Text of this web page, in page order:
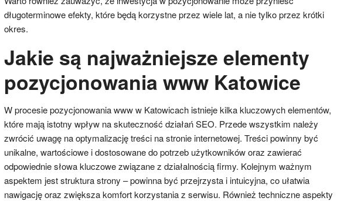
długoterminowe efekty, które będą korzystne przez wiele lat, a nie tylko przez krótki
okres.
Jakie są najważniejsze elementy
pozycjonowania www Katowice
W procesie pozycjonowania www w Katowicach istnieje kilka kluczowych elementów,
które mają istotny wpływ na skuteczność działań SEO. Przede wszystkim należy
zwrócić uwagę na optymalizację treści na stronie internetowej. Treści powinny być
unikalne, wartościowe i dostosowane do potrzeb użytkowników oraz zawierać
odpowiednie słowa kluczowe związane z działalnością firmy. Kolejnym ważnym
aspektem jest struktura strony – powinna być przejrzysta i intuicyjna, co ułatwia
nawigację oraz zwiększa komfort korzystania z serwisu. Również techniczne aspekty